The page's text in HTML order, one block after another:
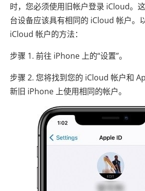
时，您必须使用旧帐户登录 iCloud。
台设备应该具有相同的 iCloud 帐户。
iCloud 帐户的方法：
步骤 1. 前往 iPhone 上的“设置”。
步骤 2. 您将找到您的 iCloud 帐户和
新旧 iPhone 上使用相同的帐户。